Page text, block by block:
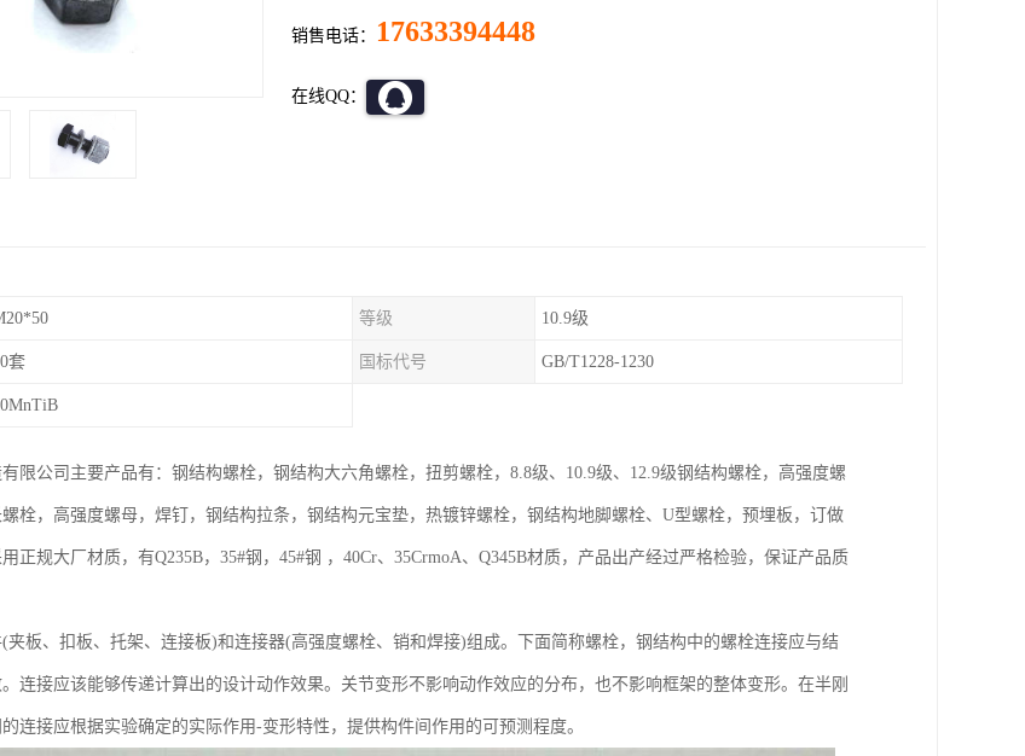
销售电话： 17633394448
在线QQ：
等级 10.9级
套 国标代号 GB/T1228-1230
限公司主要产品有：钢结构螺栓，钢结构大六角螺栓，扭剪螺栓，8.8级、10.9级、12.9级钢结构螺栓，高强度螺
栓，高强度螺母，焊钉，钢结构拉条，钢结构元宝垫，热镀锌螺栓，钢结构地脚螺栓、U型螺栓，预埋板，订做
正规大厂材质，有Q235B，35#钢，45#钢 ，40Cr、35CrmoA、Q345B材质，产品出产经过严格检验，保证产品质
夹板、扣板、托架、连接板)和连接器(高强度螺栓、销和焊接)组成。下面简称螺栓，钢结构中的螺栓连接应与结
连接应该能够传递计算出的设计动作效果。关节变形不影响动作效应的分布，也不影响框架的整体变形。在半刚
连接应根据实验确定的实际作用-变形特性，提供构件间作用的可预测程度。